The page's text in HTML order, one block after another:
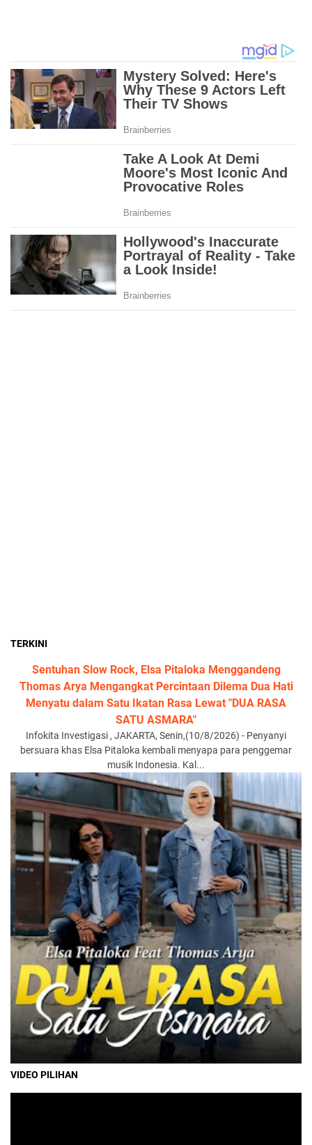
TERKINI
Sentuhan Slow Rock, Elsa Pitaloka Menggandeng
Thomas Arya Mengangkat Percintaan Dilema Dua Hati
Menyatu dalam Satu Ikatan Rasa Lewat "DUA RASA
SATU ASMARA"
Infokita Investigasi , JAKARTA, Senin,(10/8/2026) - Penyanyi
bersuara khas Elsa Pitaloka kembali menyapa para penggemar
musik Indonesia. Kal...
VIDEO PILIHAN